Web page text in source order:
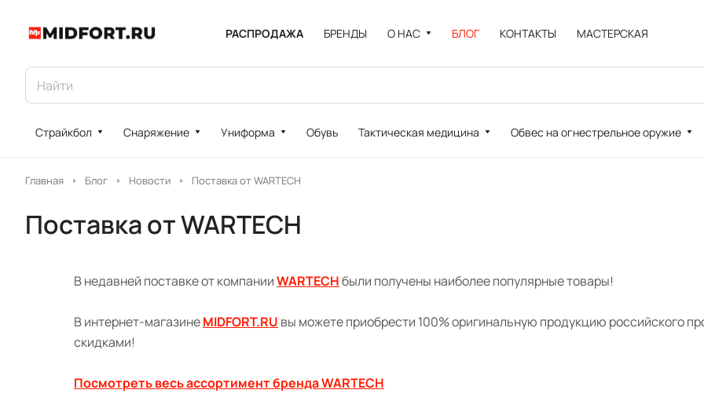
РАСПРОДАЖА БРЕНДЫ О НАС БЛОГ КОНТАКТЫ МАСТЕРСКАЯ
Страйкбол Снаряжение Униформа Обувь Тактическая медицина Обвес на огнестрельное оружие
Главная Блог Новости Поставка от WARTECH
Поставка от WARTECH
В недавней поставке от компанииWARTECHбыли получены наиболее популярные товары!
В интернет-магазинеMIDFORT.RU вы можете приобрести 100% оригинальную продукцию российского
скидками!
Посмотреть весь ассортимент бренда WARTECH